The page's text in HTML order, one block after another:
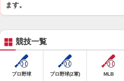
ます。
競技一覧
プロ野球 プロ野球(2軍) MLB